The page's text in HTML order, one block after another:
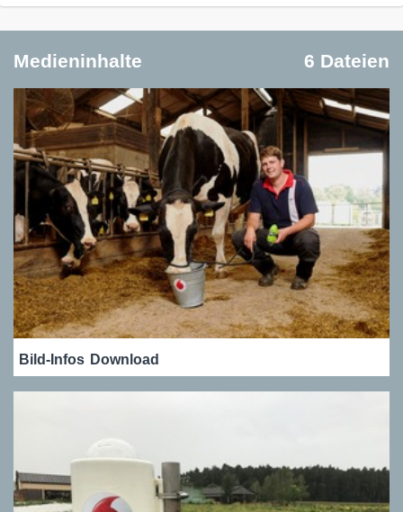
Medieninhalte 6 Dateien
Bild-Infos Download